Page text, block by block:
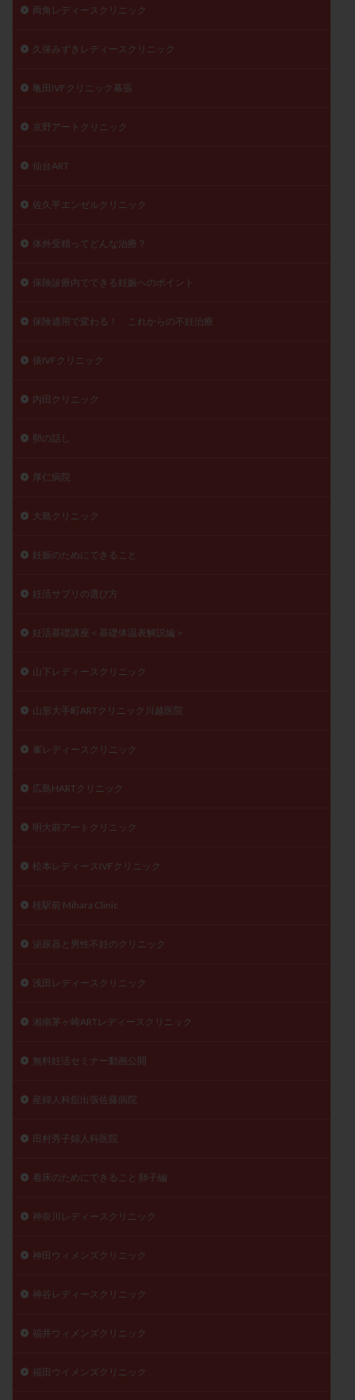
両角レディースクリニック
久保みずきレディースクリニック
亀田IVFクリニック幕張
京野アートクリニック
仙台ART
佐久平エンゼルクリニック
体外受精ってどんな治療？
保険診療内でできる妊娠へのポイント
保険適用で変わる！ これからの不妊治療
俵IVFクリニック
内田クリニック
卵の話し
厚仁病院
大島クリニック
妊娠のためにできること
妊活サプリの選び方
妊活基礎講座＜基礎体温表解説編＞
山下レディースクリニック
山形大手町ARTクリニック川越医院
峯レディースクリニック
広島HARTクリニック
明大前アートクリニック
松本レディースIVFクリニック
桂駅前 Mihara Clinic
泌尿器と男性不妊のクリニック
浅田レディースクリニック
湘南茅ヶ崎ARTレディースクリニック
無料妊活セミナー動画公開
産婦人科舘出張佐藤病院
田村秀子婦人科医院
着床のためにできること 卵子編
神奈川レディースクリニック
神田ウィメンズクリニック
神谷レディースクリニック
福井ウィメンズクリニック
福田ウイメンズクリニック